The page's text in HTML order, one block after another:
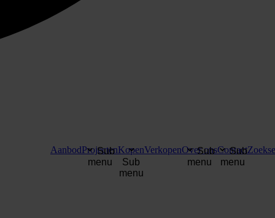
AanbodProjecten
Sub
menu
Kopen
Sub
menu
VerkopenOver ons
Sub
menu
Contact
Sub
menu